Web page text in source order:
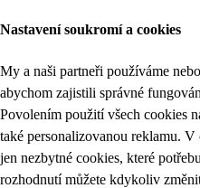
Nastavení soukromí a cookies
My a naši partneři používáme
abychom zajistili správné
Povolením použití všech cookies
také personalizovanou reklamu.
jen nezbytné cookies, které
rozhodnutí můžete kdykoliv